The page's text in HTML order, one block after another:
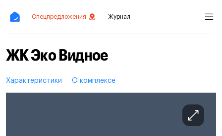
Спецпредложения Журнал
ЖК Эко Видное
Характеристики О комплексе